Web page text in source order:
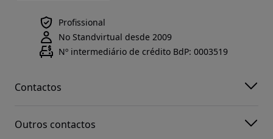
Profissional
No Standvirtual desde 2009
Nº intermediário de crédito BdP: 0003519
Contactos
Outros contactos